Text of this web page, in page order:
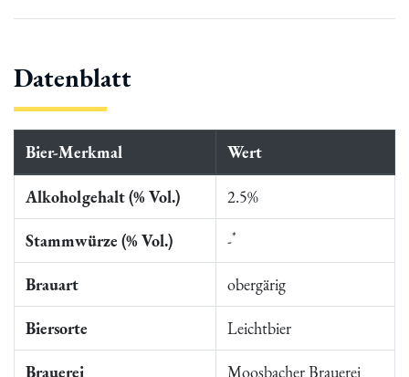
Datenblatt
Bier-Merkmal Wert
Alkoholgehalt (% Vol.) 2.5%
Stammwürze (% Vol.) -*
Brauart obergärig
Biersorte Leichtbier
Brauerei Moosbacher Brauerei